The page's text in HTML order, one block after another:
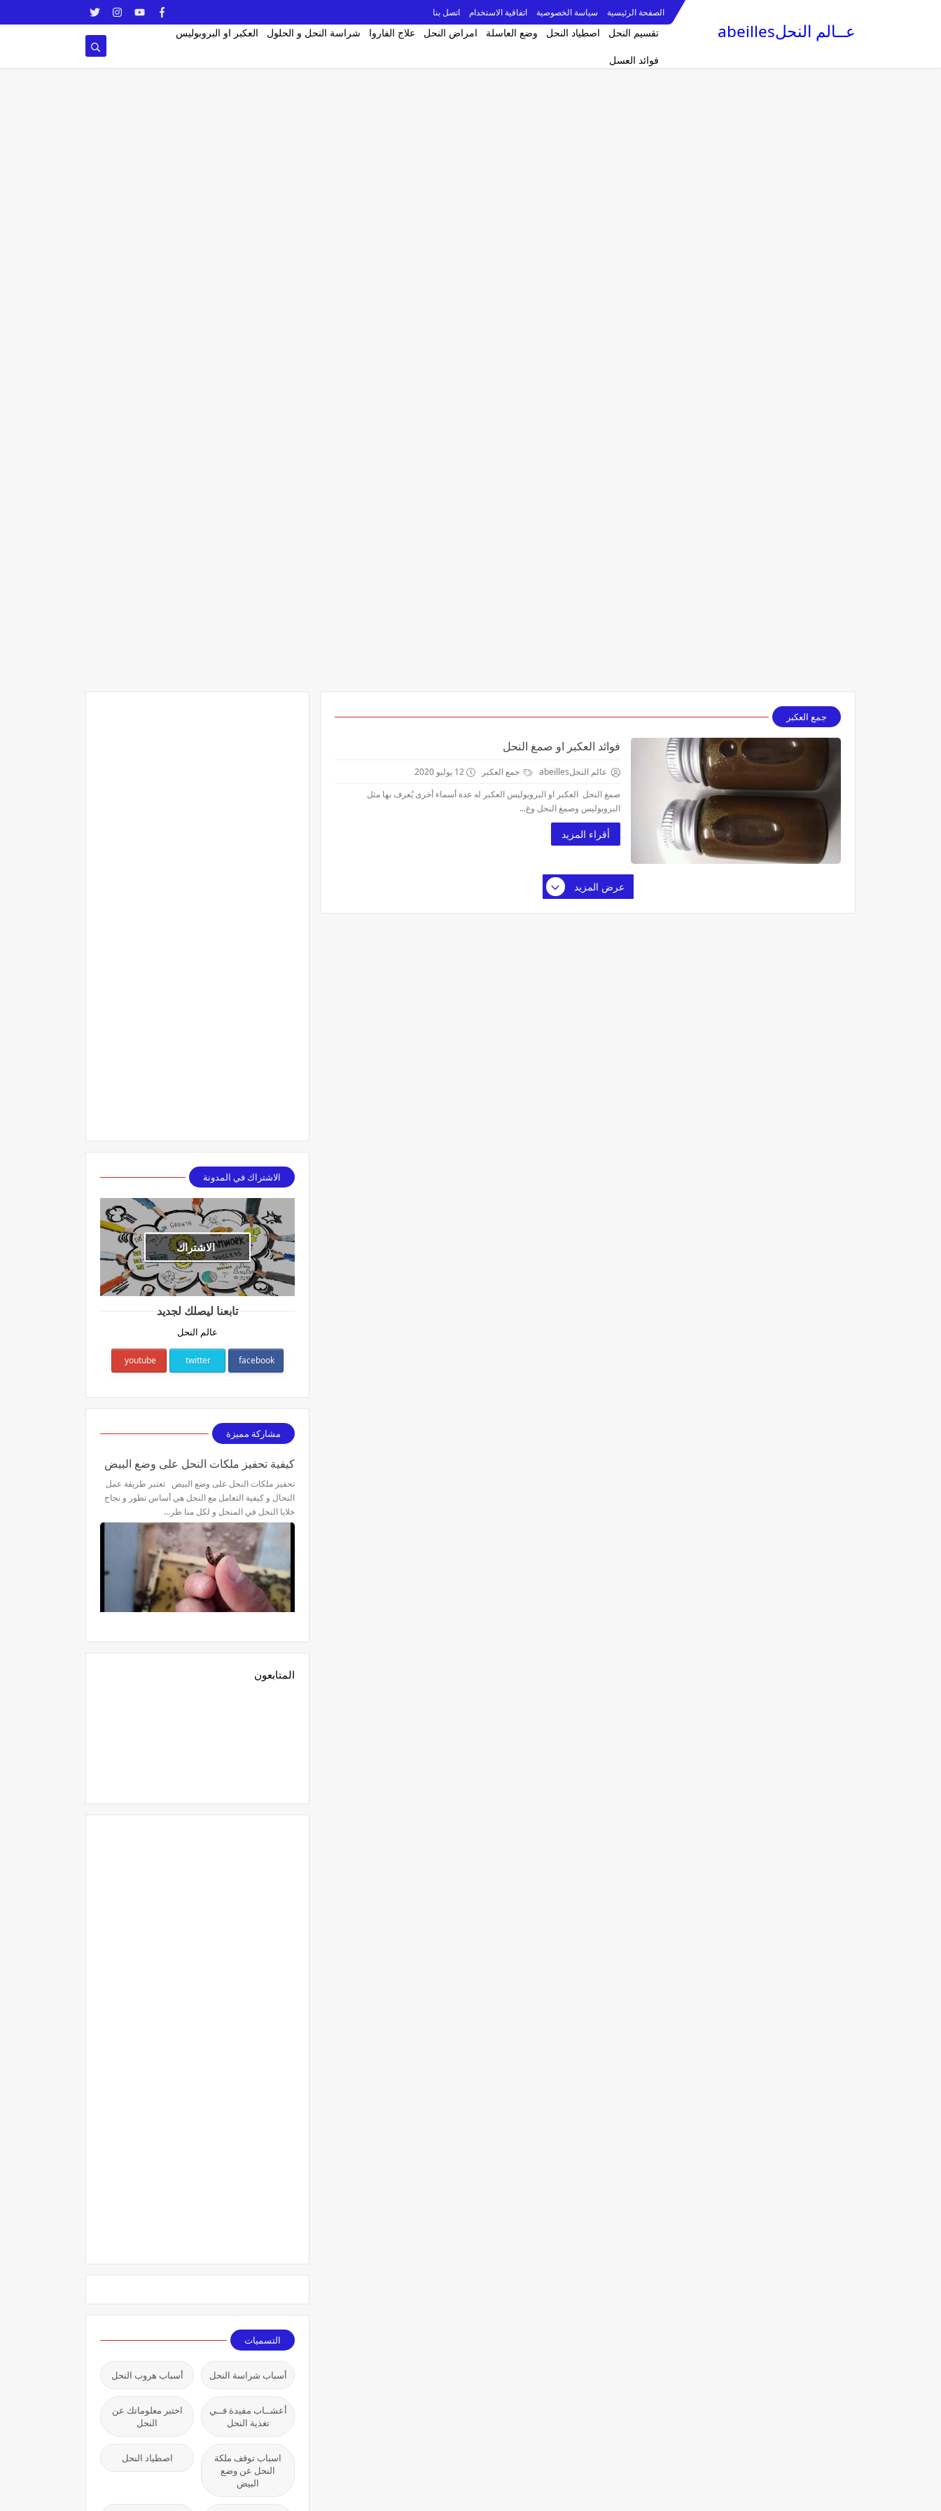
الصفحة الرئيسية سياسة الخصوصية اتفاقية الاستخدام اتصل بنا
عــالم النحلabeilles تقسيم النحل اصطياد النحل وضع العاسلة امراض النحل علاج الفاروا شراسة النحل و الحلول العكبر او البروبوليس
فوائد العسل
جمع العكبر
فوائد العكبر او صمغ النحل
عالم النحلabeilles جمع العكبر
12 يوليو 2020
صمغ النحل العكبر او البروبوليس العكبر له عدة أسماء أخرى يُعرف بها مثل
البروبوليس وصمغ النحل وغ...
أقراء المزيد
عرض المزيد
الاشتراك في المدونة
الاشتراك
تابعنا ليصلك لجديد
عالم النحل
facebook
twitter
youtube
مشاركة مميزة
كيفية تحفيز ملكات النحل على وضع البيض
تحفيز ملكات النحل على وضع البيض تعتبر طريقة عمل
النحال و كيفية التعامل مع النحل هي أساس تطور و نجاح
خلايا النحل في المنحل و لكل منا طر…
المتابعون
التسميات
أسباب شراسة النحل أسباب هروب النحل
أعشــاب مفيدة فــي
تغذية النحل
اختبر معلوماتك عن
النحل
اسباب توقف ملكة
النحل عن وضع
البيض
اصطياد النحل